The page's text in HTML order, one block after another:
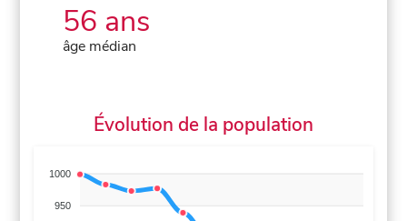
56 ans
âge médian
Évolution de la population
1000
950